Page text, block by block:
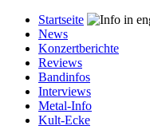
Startseite
News
Konzertberichte
Reviews
Bandinfos
Interviews
Metal-Info
Kult-Ecke